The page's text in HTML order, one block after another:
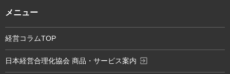
メニュー
経営コラムTOP
日本経営合理化協会 商品・サービス案内 exit_to_app